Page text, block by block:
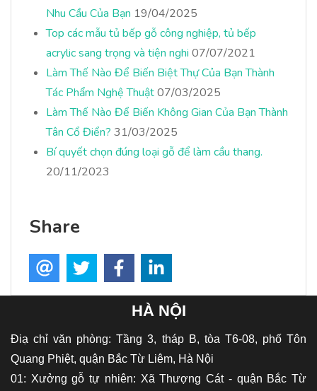
Nhu Cầu Của Bạn 19/04/2025
Top các mẫu tủ bếp gỗ công nghiệp, tủ bếp
acrylic sang trọng và tiện nghi 07/07/2021
Làm Thế Nào Để Biến Biệt Thự Của Bạn Thành
Tác Phẩm Nghệ Thuật07/03/2025
Làm Thế Nào Để Biến Không Gian Của Bạn Thành
Tân Cổ Điển? 31/03/2025
Bí quyết chọn đúng loại gỗ để làm cầu thang.
20/11/2023
Share
HÀ NỘI
Điạ chỉ văn phòng: Tầng 3, tháp B, tòa T6-08, phố Tôn
Quang Phiệt, quận Bắc Từ Liêm, Hà Nội
01: Xưởng gỗ tự nhiên: Xã Thượng Cát - quận Bắc Từ